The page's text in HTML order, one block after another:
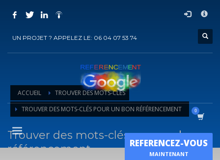
COMMENT ACHETER UN PRESTATION DE
Ajouter la prestation au panier
Vous recevrez sous 5 jours ouvrés un mail deconfirmationde
l'exécution de la prestation
Horaire d'ouverture
UN PROJET ? APPELEZ LE: 06 04 07 53 74
REFERENCEZ-VOUS
MAINTENANT
ACCUEIL
TROUVER DES MOTS-CLÉS
TROUVER DES MOTS-CLÉS POUR UN BON RÉFÉRENCEMENT
Trouver des mots-clés pour un bon
référencement